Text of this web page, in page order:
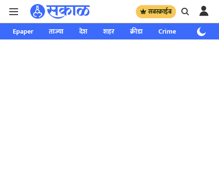
सबस्क्राईब
Epaper ताज्या देश शहर क्रीडा Crime साप्ताहिक